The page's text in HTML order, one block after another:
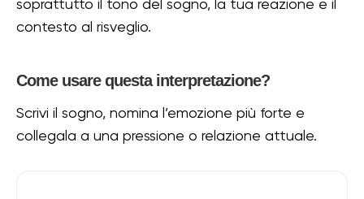
soprattutto il tono del sogno, la tua reazione e il
contesto al risveglio.
Come usare questa interpretazione?
Scrivi il sogno, nomina l’emozione più forte e
collegala a una pressione o relazione attuale.